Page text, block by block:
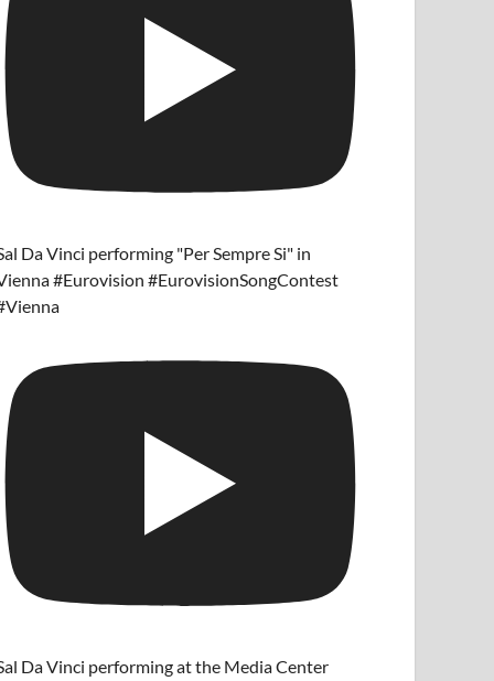
Da Vinci performing "Per Sempre Si" in
#Eurovision #EurovisionSongContest
Da Vinci performing at the Media Center